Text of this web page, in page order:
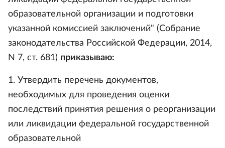
образовательной организации и подготовки
указанной комиссией заключений" (Собрание
законодательства Российской Федерации, 2014,
N 7, ст. 681) приказываю:
1. Утвердить перечень документов,
необходимых для проведения оценки
последствий принятия решения о реорганизации
или ликвидации федеральной государственной
образовательной